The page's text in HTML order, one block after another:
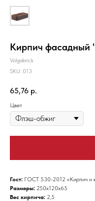
Кирпич фасадный
Volgabrick
SKU: 013
65,76 р.
Цвет
Гост: ГОСТ 530-2012 «Кирпич и
Размеры: 250x120x65
Вес кирпича: 2,5